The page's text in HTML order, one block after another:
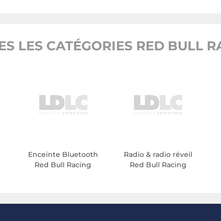
LES CATÉGORIES RED BULL
Enceinte Bluetooth
Red Bull Racing
Radio & radio réveil
Red Bull Racing